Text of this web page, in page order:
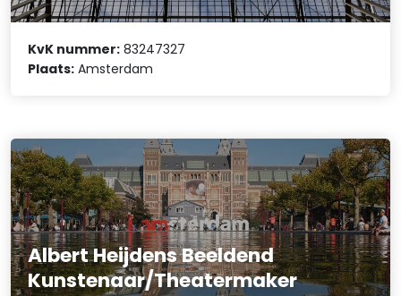
KvK nummer: 83247327
Plaats: Amsterdam
Albert Heijdens Beeldend
Kunstenaar/Theatermaker